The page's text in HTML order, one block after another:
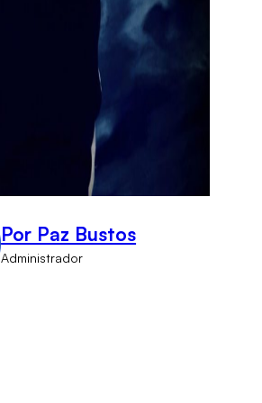
Por Paz Bustos
Administrador